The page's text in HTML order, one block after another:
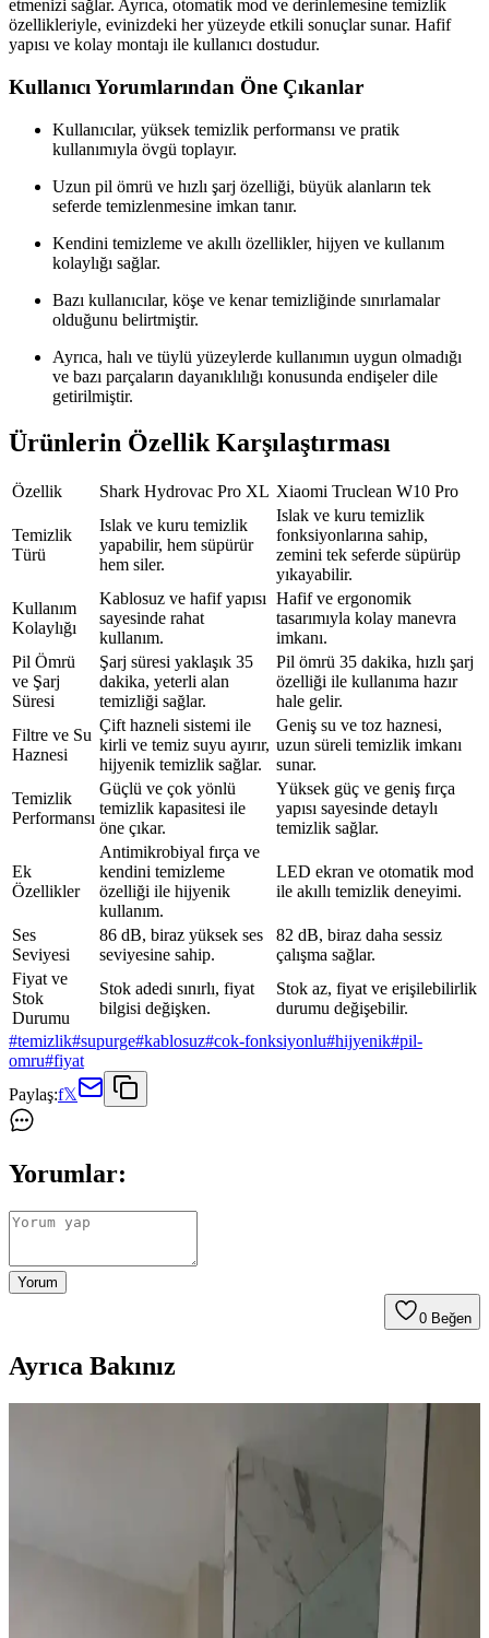
etmenizi sağlar. Ayrıca, otomatik mod ve derinlemesine temizlik
özellikleriyle, evinizdeki her yüzeyde etkili sonuçlar sunar. Hafif
yapısı ve kolay montajı ile kullanıcı dostudur.
Kullanıcı Yorumlarından Öne Çıkanlar
Kullanıcılar, yüksek temizlik performansı ve pratik
kullanımıyla övgü toplayır.
Uzun pil ömrü ve hızlı şarj özelliği, büyük alanların tek
seferde temizlenmesine imkan tanır.
Kendini temizleme ve akıllı özellikler, hijyen ve kullanım
kolaylığı sağlar.
Bazı kullanıcılar, köşe ve kenar temizliğinde sınırlamalar
olduğunu belirtmiştir.
Ayrıca, halı ve tüylü yüzeylerde kullanımın uygun olmadığı
ve bazı parçaların dayanıklılığı konusunda endişeler dile
getirilmiştir.
Ürünlerin Özellik Karşılaştırması
Özellik Shark Hydrovac Pro XL Xiaomi Truclean W10 Pro
Temizlik
Türü
Islak ve kuru temizlik
yapabilir, hem süpürür
hem siler.
Islak ve kuru temizlik
fonksiyonlarına sahip,
zemini tek seferde süpürüp
yıkayabilir.
Kullanım
Kolaylığı
Kablosuz ve hafif yapısı
sayesinde rahat
kullanım.
Hafif ve ergonomik
tasarımıyla kolay manevra
imkanı.
Pil Ömrü
ve Şarj
Süresi
Şarj süresi yaklaşık 35
dakika, yeterli alan
temizliği sağlar.
Pil ömrü 35 dakika, hızlı şarj
özelliği ile kullanıma hazır
hale gelir.
Filtre ve Su
Haznesi
Çift hazneli sistemi ile
kirli ve temiz suyu ayırır,
hijyenik temizlik sağlar.
Geniş su ve toz haznesi,
uzun süreli temizlik imkanı
sunar.
Temizlik
Performansı
Güçlü ve çok yönlü
temizlik kapasitesi ile
öne çıkar.
Yüksek güç ve geniş fırça
yapısı sayesinde detaylı
temizlik sağlar.
Ek
Özellikler
Antimikrobiyal fırça ve
kendini temizleme
özelliği ile hijyenik
kullanım.
LED ekran ve otomatik mod
ile akıllı temizlik deneyimi.
Ses
Seviyesi
86 dB, biraz yüksek ses
seviyesine sahip.
82 dB, biraz daha sessiz
çalışma sağlar.
Fiyat ve
Stok
Durumu
Stok adedi sınırlı, fiyat
bilgisi değişken.
Stok az, fiyat ve erişilebilirlik
durumu değişebilir.
#temizlik#supurge#kablosuz#cok-fonksiyonlu#hijyenik#pil-
omru#fiyat
Paylaş:f𝕏
Yorumlar:
Yorum
0 Beğen
Ayrıca Bakınız
Dekorasyonunda Stil Oluşturma Yöntemleri
Habitat mağazalarından ikinci el mobilya alımı, ekonomik ve özgün
dekorasyon için fırsatlar sunar. Doğru seçim, temizlik ve stil
oluşturma evin atmosferini belirler.
Yapay Çiçeklere Koku Katmanın Yöntemleri ve
Malzeme Koruma İpuçları